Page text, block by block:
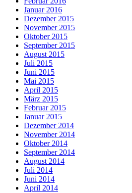
Januar 2016
Dezember 2015
November 2015
Oktober 2015
September 2015
August 2015
Juli 2015
Juni 2015
Mai 2015
April 2015
März 2015
Februar 2015
Januar 2015
Dezember 2014
November 2014
Oktober 2014
September 2014
August 2014
Juli 2014
Juni 2014
April 2014